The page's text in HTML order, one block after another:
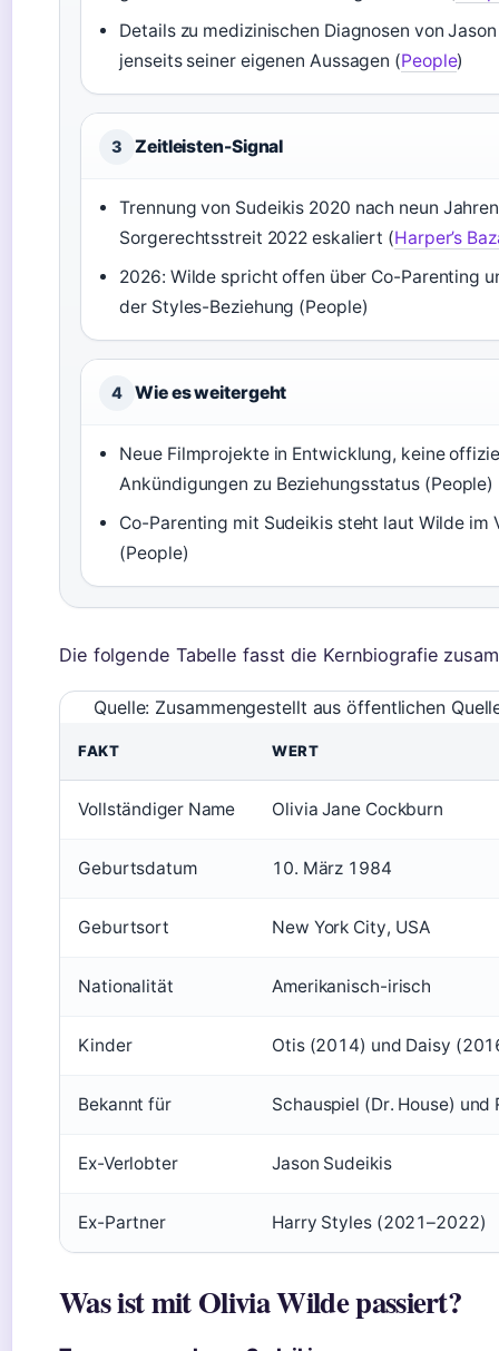
Details zu medizinischen Diagnosen von
jenseits seiner eigenen Aussagen (People)
3 Zeitleisten-Signal
Trennung von Sudeikis 2020 nach neun
Sorgerechtsstreit 2022 eskaliert (Harper’s
2026: Wilde spricht offen über Co-Parenting
der Styles-Beziehung (People)
4 Wie es weitergeht
Neue Filmprojekte in Entwicklung, keine
Ankündigungen zu Beziehungsstatus (People)
Co-Parenting mit Sudeikis steht laut Wilde im
(People)
Die folgende Tabelle fasst die Kernbiografie
Quelle: Zusammengestellt aus öffentlichen
FAKT WERT
Vollständiger Name Olivia Jane Cockburn
Geburtsdatum 10. März 1984
Geburtsort New York City, USA
Nationalität Amerikanisch-irisch
Kinder Otis (2014) und Daisy
Bekannt für Schauspiel (Dr. House) und
Ex-Verlobter Jason Sudeikis
Ex-Partner Harry Styles (2021–2022)
Was ist mit Olivia Wilde passiert?